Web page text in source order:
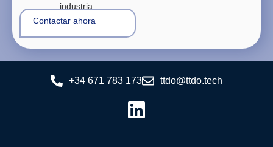
industria.
Contactar ahora
+34 671 783 173 ttdo@ttdo.tech